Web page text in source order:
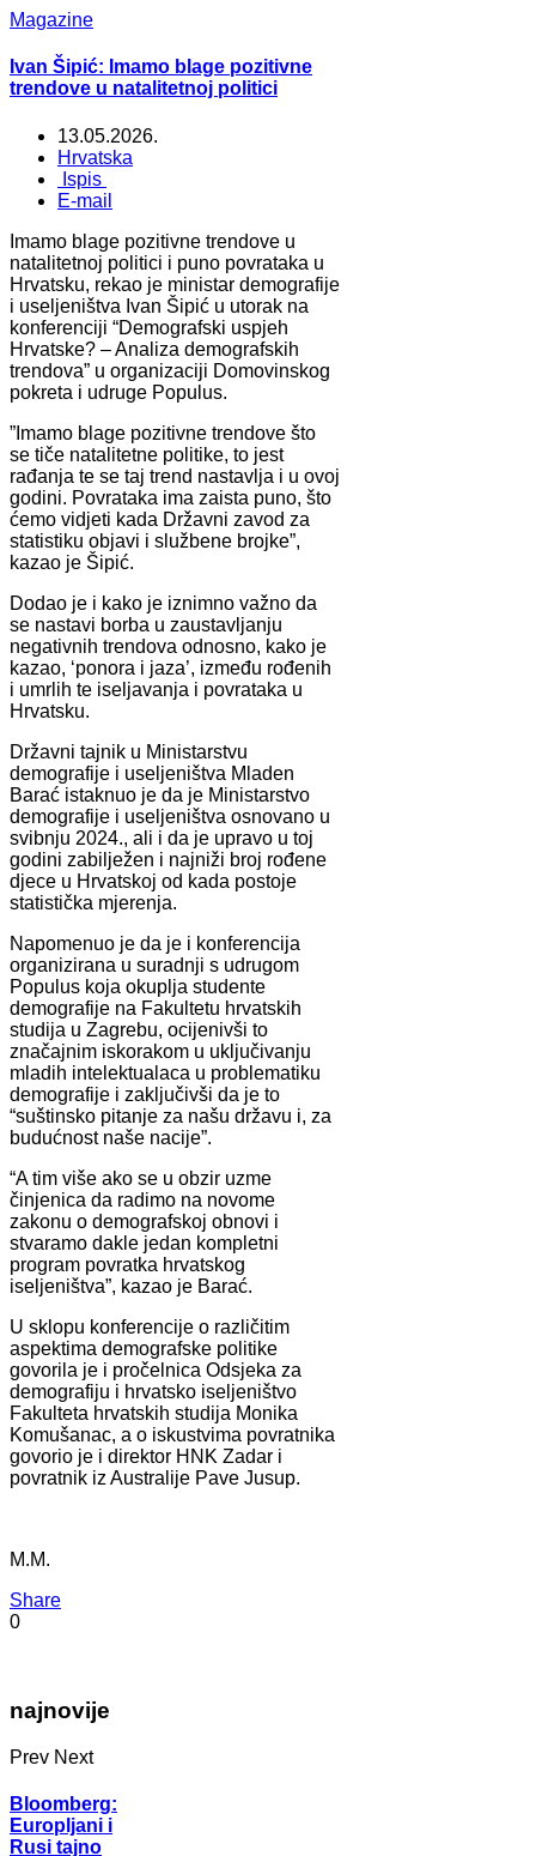
Magazine
Ivan Šipić: Imamo blage pozitivne
trendove u natalitetnoj politici
13.05.2026.
Hrvatska
Ispis
E-mail
Imamo blage pozitivne trendove u
natalitetnoj politici i puno povrataka u
Hrvatsku, rekao je ministar demografije
i useljeništva Ivan Šipić u utorak na
konferenciji “Demografski uspjeh
Hrvatske? – Analiza demografskih
trendova” u organizaciji Domovinskog
pokreta i udruge Populus.
”Imamo blage pozitivne trendove što
se tiče natalitetne politike, to jest
rađanja te se taj trend nastavlja i u ovoj
godini. Povrataka ima zaista puno, što
ćemo vidjeti kada Državni zavod za
statistiku objavi i službene brojke”,
kazao je Šipić.
Dodao je i kako je iznimno važno da
se nastavi borba u zaustavljanju
negativnih trendova odnosno, kako je
kazao, ‘ponora i jaza’, između rođenih
i umrlih te iseljavanja i povrataka u
Hrvatsku.
Državni tajnik u Ministarstvu
demografije i useljeništva Mladen
Barać istaknuo je da je Ministarstvo
demografije i useljeništva osnovano u
svibnju 2024., ali i da je upravo u toj
godini zabilježen i najniži broj rođene
djece u Hrvatskoj od kada postoje
statistička mjerenja.
Napomenuo je da je i konferencija
organizirana u suradnji s udrugom
Populus koja okuplja studente
demografije na Fakultetu hrvatskih
studija u Zagrebu, ocijenivši to
značajnim iskorakom u uključivanju
mladih intelektualaca u problematiku
demografije i zaključivši da je to
“suštinsko pitanje za našu državu i, za
budućnost naše nacije”.
“A tim više ako se u obzir uzme
činjenica da radimo na novome
zakonu o demografskoj obnovi i
stvaramo dakle jedan kompletni
program povratka hrvatskog
iseljeništva”, kazao je Barać.
U sklopu konferencije o različitim
aspektima demografske politike
govorila je i pročelnica Odsjeka za
demografiju i hrvatsko iseljeništvo
Fakulteta hrvatskih studija Monika
Komušanac, a o iskustvima povratnika
govorio je i direktor HNK Zadar i
povratnik iz Australije Pave Jusup.
M.M.
Share
0
najnovije
Prev Next
Bloomberg:
Europljani i
Rusi tajno